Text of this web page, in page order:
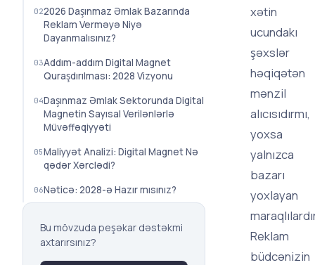
2026 Daşınmaz Əmlak Bazarında
Reklam Verməyə Niyə
Dayanmalısınız?
Addım-addım Digital Magnet
Quraşdırılması: 2028 Vizyonu
Daşınmaz Əmlak Sektorunda Digital
Magnetin Sayısal Verilənlərlə
Müvəffəqiyyəti
Maliyyət Analizi: Digital Magnet Nə
qədər Xərclədi?
Nəticə: 2028-ə Hazır mısınız?
Bu mövzuda peşəkar dəstəkmi
axtarırsınız?
xətin
ucundakı
şəxslər
həqiqətən
mənzil
alıcısıdırmı,
yoxsa
yalnızca
bazarı
yoxlayan
Reklam
büdcənizin